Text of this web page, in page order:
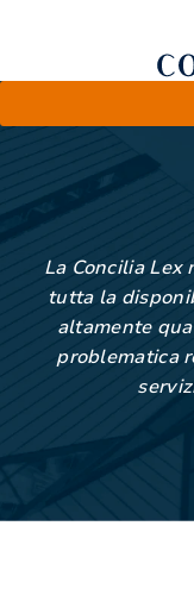
La Concilia Lex
tutta la
altamente
problematica